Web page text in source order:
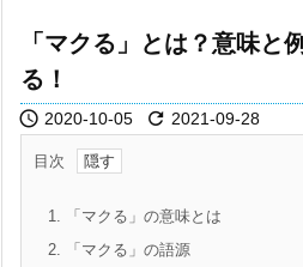
「マクる」とは？意味と
る！
 2020-10-05  2021-09-28
目次
1. 「マクる」の意味とは
2. 「マクる」の語源